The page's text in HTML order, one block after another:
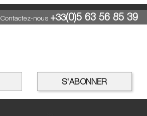
Contactez-nous +33(0)5 63 56 85 39